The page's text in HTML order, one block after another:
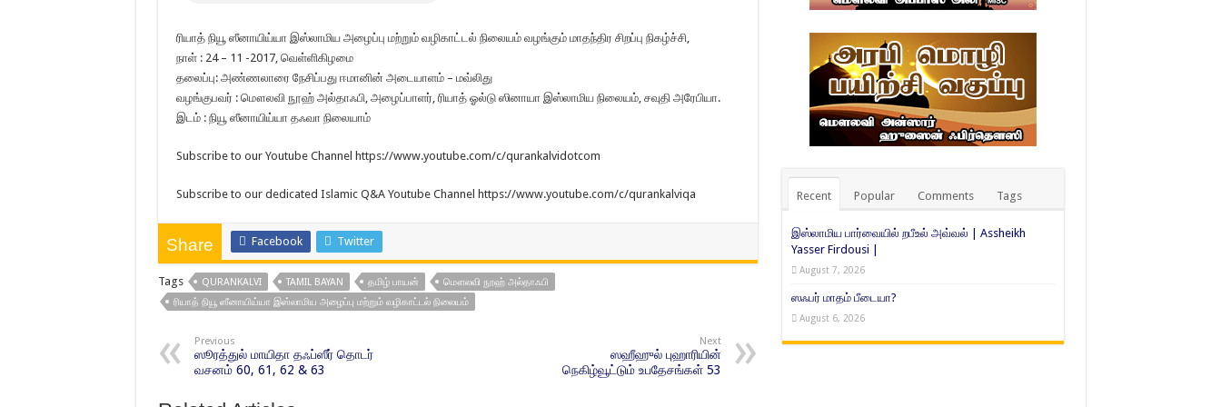
ரியாத் நியூ ஸீனாயிய்யா இஸ்லாமிய அழைப்பு மற்றும் வழிகாட்டல் நிலையம் வழங்கும் மாதந்திர சிறப்பு நிகழ்ச்சி,
நாள் : 24 – 11 -2017, வெள்ளிகிழமை
தலைப்பு: அண்ணலாரை நேசிப்பது ஈமானின் அடையாளம் – மவ்லிது
வழங்குபவர் : மௌலவி நூஹ் அல்தாஃபி, அழைப்பாளர், ரியாத் ஓல்டு ஸினாயா இஸ்லாமிய நிலையம், சவுதி அரேபியா.
இடம் : நியூ ஸீனாயிய்யா தஃவா நிலையாம்
Subscribe to our Youtube Channel https://www.youtube.com/c/qurankalvidotcom
Subscribe to our dedicated Islamic Q&A Youtube Channel https://www.youtube.com/c/qurankalviqa
Share Facebook Twitter
Tags QURANKALVI TAMIL BAYAN தமிழ் பாயன்
மௌலவி நூஹ் அல்தாஃபி
ரியாத் நியூ ஸீனாயிய்யா இஸ்லாமிய அழைப்பு மற்றும் வழிகாட்டல் நிலையம்
Previous
ஸூரத்துல் மாயிதா தஃப்ஸீர் தொடர்
வசனம் 60, 61, 62 & 63
Next
ஸஹீஹுல் புஹாரியின்
நெகிழ்வூட்டும் உபதேசங்கள் 53
Recent Popular Comments Tags
இஸ்லாமிய பார்வையில் றபீஉல் அவ்வல் | Assheikh
Yasser Firdousi |
August 7, 2026
ஸஃபர் மாதம் பீடையா?
August 6, 2026